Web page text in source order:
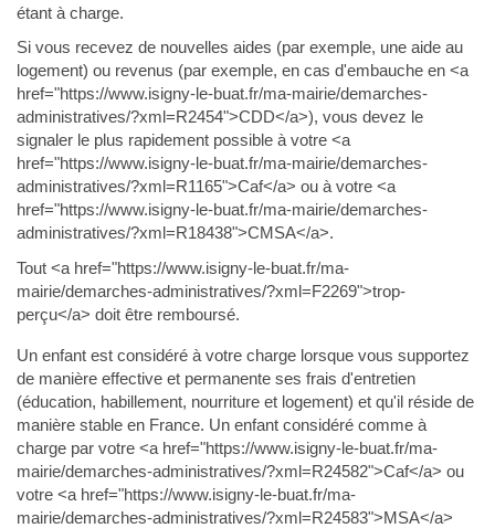
étant à charge.
Si vous recevez de nouvelles aides (par exemple, une aide au
logement) ou revenus (par exemple, en cas d'embauche en <a
href="https://www.isigny-le-buat.fr/ma-mairie/demarches-
administratives/?xml=R2454">CDD</a>), vous devez le
signaler le plus rapidement possible à votre <a
href="https://www.isigny-le-buat.fr/ma-mairie/demarches-
administratives/?xml=R1165">Caf</a> ou à votre <a
href="https://www.isigny-le-buat.fr/ma-mairie/demarches-
administratives/?xml=R18438">CMSA</a>.
Tout <a href="https://www.isigny-le-buat.fr/ma-
mairie/demarches-administratives/?xml=F2269">trop-
perçu</a> doit être remboursé.
Un enfant est considéré à votre charge lorsque vous supportez
de manière effective et permanente ses frais d'entretien
(éducation, habillement, nourriture et logement) et qu'il réside de
manière stable en France. Un enfant considéré comme à
charge par votre <a href="https://www.isigny-le-buat.fr/ma-
mairie/demarches-administratives/?xml=R24582">Caf</a> ou
votre <a href="https://www.isigny-le-buat.fr/ma-
mairie/demarches-administratives/?xml=R24583">MSA</a>